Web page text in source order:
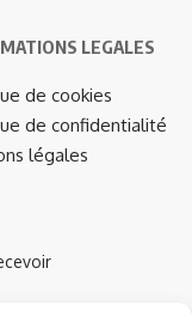
LEGALES
de cookies
de confidentialité
légales